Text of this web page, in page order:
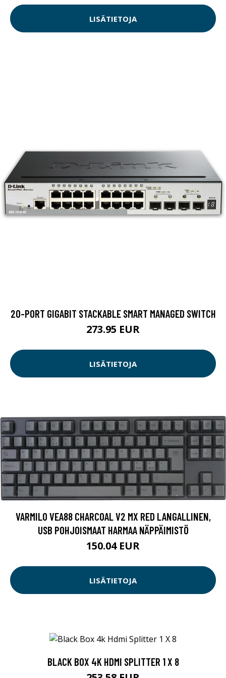
LISÄTIETOJA
20-PORT GIGABIT STACKABLE SMART MANAGED SWITCH
273.95 EUR
LISÄTIETOJA
VARMILO VEA88 CHARCOAL V2 MX RED LANGALLINEN,
USB POHJOISMAAT HARMAA NÄPPÄIMISTÖ
150.04 EUR
LISÄTIETOJA
BLACK BOX 4K HDMI SPLITTER 1 X 8